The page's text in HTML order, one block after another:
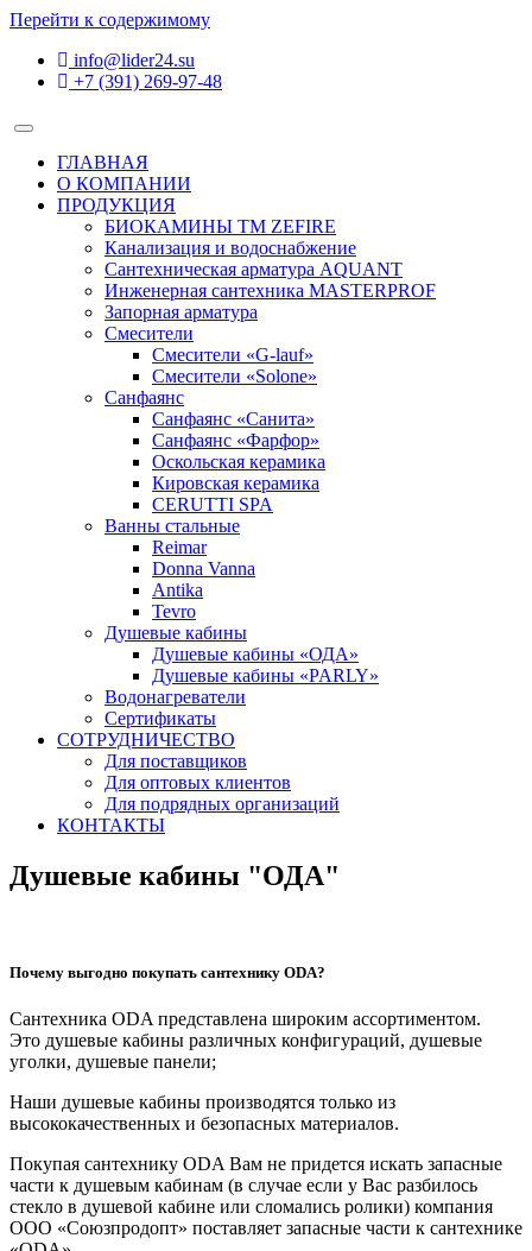
Перейти к содержимому
info@lider24.su
+7 (391) 269-97-48
Toggle
navigation
ГЛАВНАЯ
О КОМПАНИИ
ПРОДУКЦИЯ
БИОКАМИНЫ TM ZEFIRE
Канализация и водоснабжение
Сантехническая арматура AQUANT
Инженерная сантехника MASTERPROF
Запорная арматура
Смесители
Смесители «G-lauf»
Смесители «Solone»
Санфаянс
Санфаянс «Санита»
Санфаянс «Фарфор»
Оскольская керамика
Кировская керамика
CERUTTI SPA
Ванны стальные
Reimar
Donna Vanna
Antika
Tevro
Душевые кабины
Душевые кабины «ОДА»
Душевые кабины «PARLY»
Водонагреватели
Сертификаты
СОТРУДНИЧЕСТВО
Для поставщиков
Для оптовых клиентов
Для подрядных организаций
КОНТАКТЫ
Душевые кабины "ОДА"
Почему выгодно покупать сантехнику ODA?
Сантехника ODA представлена широким ассортиментом.
Это душевые кабины различных конфигураций, душевые
уголки, душевые панели;
Наши душевые кабины производятся только из
высококачественных и безопасных материалов.
Покупая сантехнику ODA Вам не придется искать запасные
части к душевым кабинам (в случае если у Вас разбилось
стекло в душевой кабине или сломались ролики) компания
ООО «Союзпродопт» поставляет запасные части к сантехнике